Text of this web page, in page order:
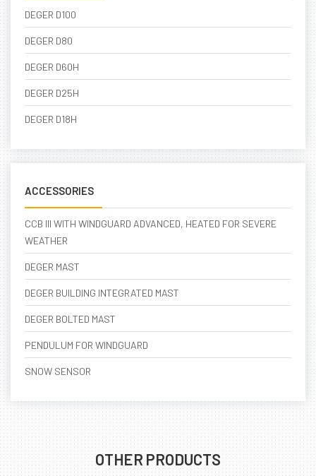
DEGER D100
DEGER D80
DEGER D60H
DEGER D25H
DEGER D18H
ACCESSORIES
CCB III WITH WINDGUARD ADVANCED, HEATED FOR SEVERE
WEATHER
DEGER MAST
DEGER BUILDING INTEGRATED MAST
DEGER BOLTED MAST
PENDULUM FOR WINDGUARD
SNOW SENSOR
OTHER PRODUCTS